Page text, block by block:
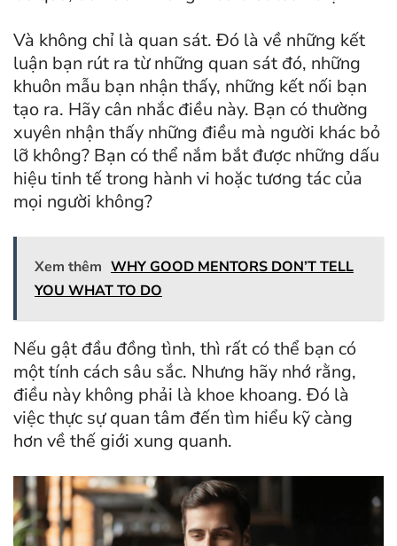
Và không chỉ là quan sát. Đó là về những kết
luận bạn rút ra từ những quan sát đó, những
khuôn mẫu bạn nhận thấy, những kết nối bạn
tạo ra. Hãy cân nhắc điều này. Bạn có thường
xuyên nhận thấy những điều mà người khác bỏ
lỡ không? Bạn có thể nắm bắt được những dấu
hiệu tinh tế trong hành vi hoặc tương tác của
mọi người không?
Xem thêm WHY GOOD MENTORS DON’T TELL
YOU WHAT TO DO
Nếu gật đầu đồng tình, thì rất có thể bạn có
một tính cách sâu sắc. Nhưng hãy nhớ rằng,
điều này không phải là khoe khoang. Đó là
việc thực sự quan tâm đến tìm hiểu kỹ càng
hơn về thế giới xung quanh.